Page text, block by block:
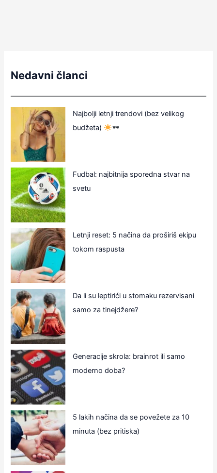
Nedavni članci
Najbolji letnji trendovi (bez velikog
budžeta)
Fudbal: najbitnija sporedna stvar na
svetu
Letnji reset: 5 načina da proširiš ekipu
tokom raspusta
Da li su leptirići u stomaku rezervisani
samo za tinejdžere?
Generacije skrola: brainrot ili samo
moderno doba?
5 lakih načina da se povežete za 10
minuta (bez pritiska)